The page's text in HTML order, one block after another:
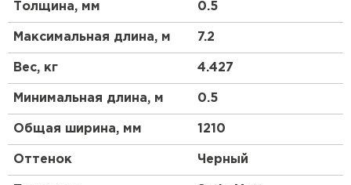
Толщина, мм 0.5
Максимальная длина, м 7.2
Вес, кг 4.427
Минимальная длина, м 0.5
Общая ширина, мм 1210
Оттенок Черный